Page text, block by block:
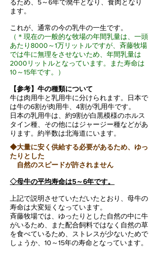
るため、5～6年で廃牛となり、食肉となり
ます。
これが、通常の今の乳牛の一生です。
（＊現在の一般的な牧場の年間乳量は、一頭
あたり8000～1万リットルですが、斉藤牧場
では牛に無理をさせないため、年間乳量は
2000リットルとなっています。また寿命は
10～15年です。）
【参考】牛の種類について
牛は肉用牛と乳用牛に分けられます。日本で
は牛の6割が肉用牛、4割が乳用牛です。
日本の乳用牛は、約9割が白黒模様のホルス
タイン種、その他にはジャージー種などがあ
ります。約半数は北海道にいます。
◆大量に安く供給する必要があるため、ゆっ
たりとした
自然のスピードが許されません
◇母牛の平均寿命は5～6年です。
上記で説明させていただいたとおり、母牛の
寿命は大変短くなっています。
斉藤牧場では、ゆったりとした自然の中に牛
がいるため、また配合飼料ではなく自然の草
を食べているため、ストレスが少ないためで
しょうか、10～15年の寿命となっています。